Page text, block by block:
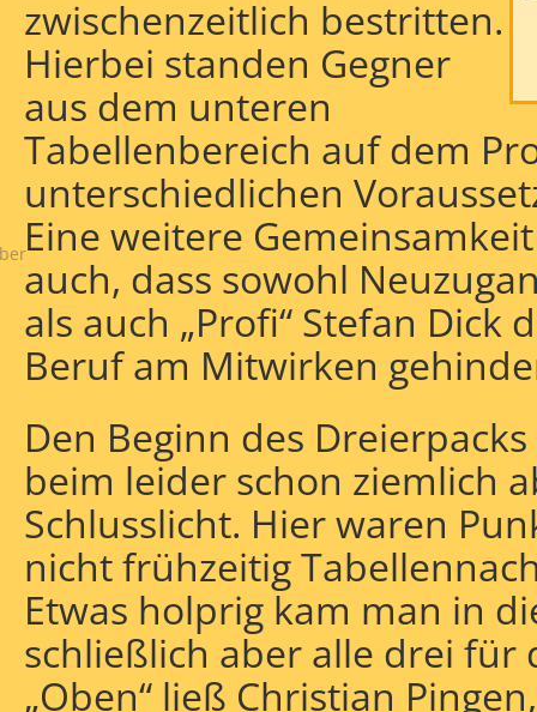
zwischenzeitlich bestritten.
Hierbei standen Gegner
aus dem unteren
Tabellenbereich auf dem
unterschiedlichen
Eine weitere
auch, dass sowohl
als auch „Profi“ Stefan
Beruf am Mitwirken
Den Beginn des
beim leider schon ziemlich
Schlusslicht. Hier waren
nicht frühzeitig
Etwas holprig kam man in
schließlich aber alle drei für
„Oben“ ließ Christian